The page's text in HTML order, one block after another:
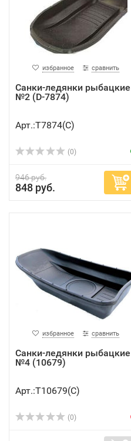
избранное сравнить
Санки-ледянки рыбацкие
№2 (D-7874)
Арт.:Т7874(C)
(0)
946 руб.
848 руб.
избранное сравнить
Санки-ледянки рыбацкие
№4 (10679)
Арт.:Т10679(C)
(0)